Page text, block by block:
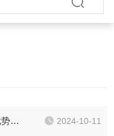
小袋自动拆包机的主要特点及核心优势体现 2024-10-11